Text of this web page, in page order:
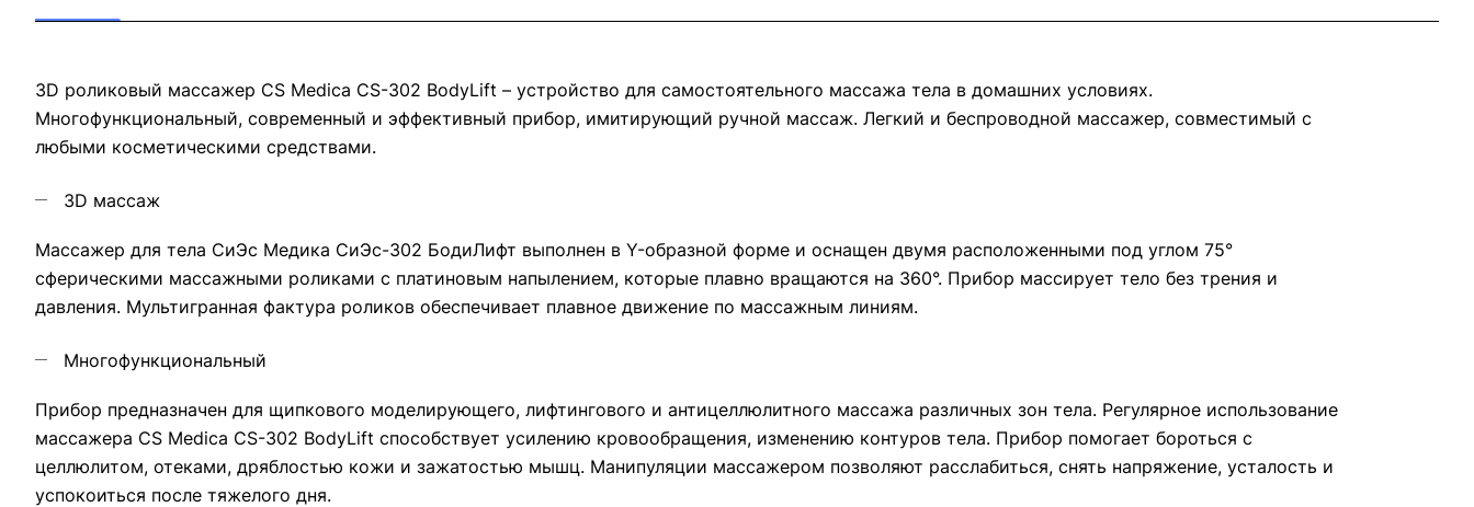
3D роликовый массажер CS Medica CS-302 BodyLift – устройство для самостоятельного массажа тела в домашних условиях.
Многофункциональный, современный и эффективный прибор, имитирующий ручной массаж. Легкий и беспроводной массажер, совместимый с
любыми косметическими средствами.
3D массаж
Массажер для тела СиЭс Медика СиЭс-302 БодиЛифт выполнен в Y-образной форме и оснащен двумя расположенными под углом 75°
сферическими массажными роликами с платиновым напылением, которые плавно вращаются на 360°. Прибор массирует тело без трения и
давления. Мультигранная фактура роликов обеспечивает плавное движение по массажным линиям.
Многофункциональный
Прибор предназначен для щипкового моделирующего, лифтингового и антицеллюлитного массажа различных зон тела. Регулярное использование
массажера CS Medica CS-302 BodyLift способствует усилению кровообращения, изменению контуров тела. Прибор помогает бороться с
целлюлитом, отеками, дряблостью кожи и зажатостью мышц. Манипуляции массажером позволяют расслабиться, снять напряжение, усталость и
успокоиться после тяжелого дня.